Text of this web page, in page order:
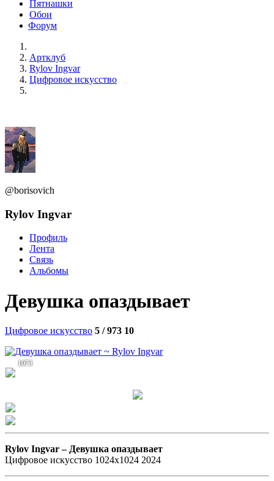
Пятнашки
Обои
Форум
Артклуб
Rylov Ingvar
Цифровое искусство
@borisovich
Rylov Ingvar
Профиль
Лента
Связь
Альбомы
Девушка опаздывает
Цифровое искусство 5 / 973 10
1073
Rylov Ingvar – Девушка опаздывает
Цифровое искусство 1024х1024 2024